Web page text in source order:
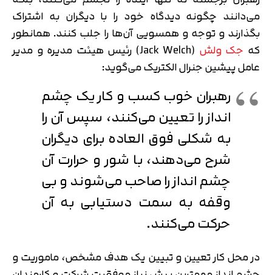
می‌دانند چگونه دیدگاه خود را با دیگران به اشتراک
بگذارند و توجه و همسویی آن‌ها را جلب کنند. همانطور
که جک ولش
(Jack Welch) رئیس هیئت مدیره و مدیر
عامل پیشین جنرال الکتریک می‌گوید:
رهبران خوب کسب و کار یک چشم
انداز را تعیین می‌کنند، سپس آن را
به شکلی فوق العاده برای دیگران
شرح می‌دهند، با شور و حرارت آن
چشم انداز را صاحب می‌شوند و بی
وقفه به سمت دستیابی به آن
حرکت می‌کنند.
در محل کار تعیین و تبیین یک هدف مشخص، ماموریت و